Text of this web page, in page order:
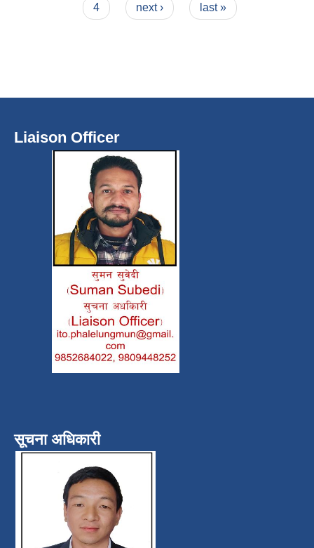
4
next › last »
Liaison Officer
सूचना अधिकारी